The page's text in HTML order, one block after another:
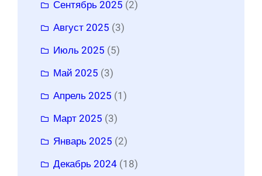
Сентябрь 2025 (2)
Август 2025 (3)
Июль 2025 (5)
Май 2025 (3)
Апрель 2025 (1)
Март 2025 (3)
Январь 2025 (2)
Декабрь 2024 (18)